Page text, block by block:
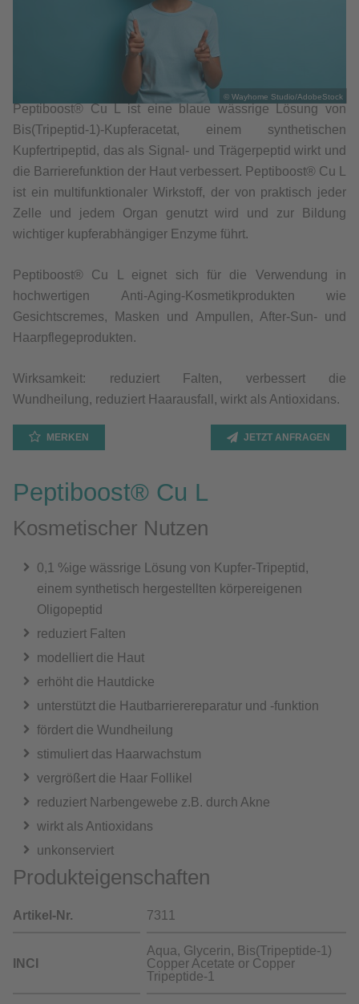
© Wayhome Studio/AdobeStock
Peptiboost® Cu L ist eine blaue wässrige Lösung von
Bis(Tripeptid-1)-Kupferacetat, einem synthetischen
Kupfertripeptid, das als Signal- und Trägerpeptid wirkt und
die Barrierefunktion der Haut verbessert. Peptiboost® Cu L
ist ein multifunktionaler Wirkstoff, der von praktisch jeder
Zelle und jedem Organ genutzt wird und zur Bildung
wichtiger kupferabhängiger Enzyme führt.
Peptiboost® Cu L eignet sich für die Verwendung in
hochwertigen Anti-Aging-Kosmetikprodukten wie
Gesichtscremes, Masken und Ampullen, After-Sun- und
Haarpflegeprodukten.
Wirksamkeit: reduziert Falten, verbessert die
Wundheilung, reduziert Haarausfall, wirkt als Antioxidans.
MERKEN JETZT ANFRAGEN
Peptiboost® Cu L
Kosmetischer Nutzen
0,1 %ige wässrige Lösung von Kupfer-Tripeptid,
einem synthetisch hergestellten körpereigenen
Oligopeptid
reduziert Falten
modelliert die Haut
erhöht die Hautdicke
unterstützt die Hautbarrierereparatur und -funktion
fördert die Wundheilung
stimuliert das Haarwachstum
vergrößert die Haar Follikel
reduziert Narbengewebe z.B. durch Akne
wirkt als Antioxidans
unkonserviert
Produkteigenschaften
Artikel-Nr. 7311
INCI
Aqua, Glycerin, Bis(Tripeptide-1)
Copper Acetate or Copper
Tripeptide-1